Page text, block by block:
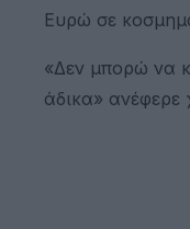
Ευρώ σε
«Δεν μπορώ να
άδικα»